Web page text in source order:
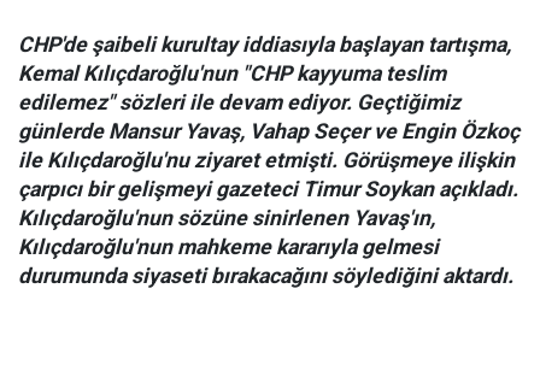
CHP'de şaibeli kurultay iddiasıyla başlayan tartışma,
Kemal Kılıçdaroğlu'nun "CHP kayyuma teslim
edilemez" sözleri ile devam ediyor. Geçtiğimiz
günlerde Mansur Yavaş, Vahap Seçer ve Engin Özkoç
ile Kılıçdaroğlu'nu ziyaret etmişti. Görüşmeye ilişkin
çarpıcı bir gelişmeyi gazeteci Timur Soykan açıkladı.
Kılıçdaroğlu'nun sözüne sinirlenen Yavaş'ın,
Kılıçdaroğlu'nun mahkeme kararıyla gelmesi
durumunda siyaseti bırakacağını söylediğini aktardı.